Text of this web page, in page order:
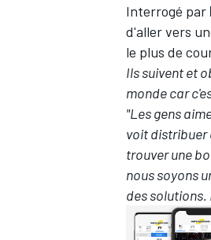
Interrogé par
d'aller vers
le plus de
Ils suivent et
monde car
"Les gens
voit distribuer
trouver une
nous soyons
des solutions.